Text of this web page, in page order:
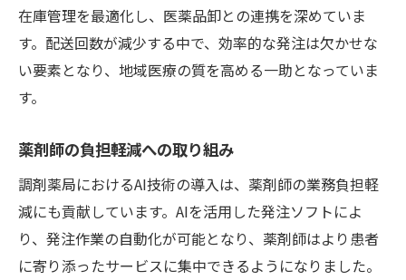
在庫管理を最適化し、医薬品卸との連携を深めていま
す。配送回数が減少する中で、効率的な発注は欠かせな
い要素となり、地域医療の質を高める一助となっていま
す。
薬剤師の負担軽減への取り組み
調剤薬局におけるAI技術の導入は、薬剤師の業務負担軽
減にも貢献しています。AIを活用した発注ソフトによ
り、発注作業の自動化が可能となり、薬剤師はより患者
に寄り添ったサービスに集中できるようになりました。